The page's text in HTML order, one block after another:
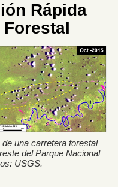
Rápida
Forestal
una carretera forestal
del Parque Nacional
USGS.